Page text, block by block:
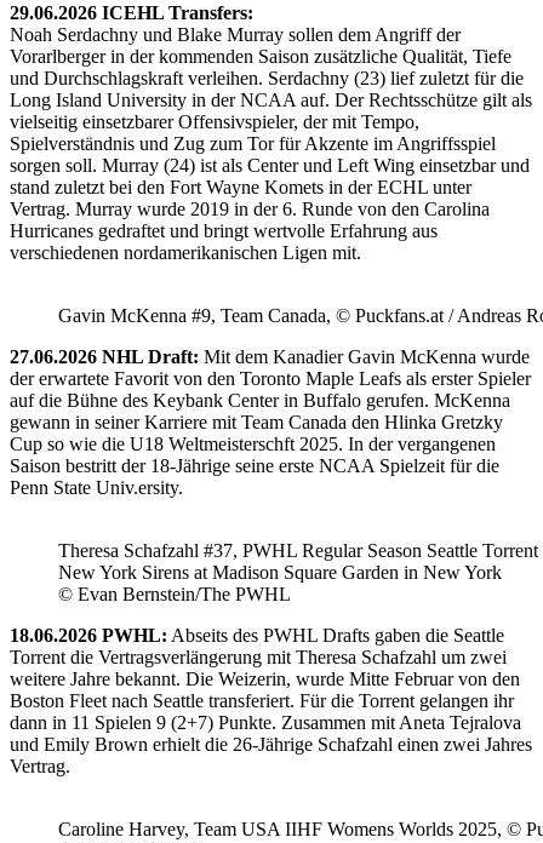
29.06.2026 ICEHL Transfers:
Noah Serdachny und Blake Murray sollen dem Angriff der
Vorarlberger in der kommenden Saison zusätzliche Qualität, Tiefe
und Durchschlagskraft verleihen. Serdachny (23) lief zuletzt für die
Long Island University in der NCAA auf. Der Rechtsschütze gilt als
vielseitig einsetzbarer Offensivspieler, der mit Tempo,
Spielverständnis und Zug zum Tor für Akzente im Angriffsspiel
sorgen soll. Murray (24) ist als Center und Left Wing einsetzbar und
stand zuletzt bei den Fort Wayne Komets in der ECHL unter
Vertrag. Murray wurde 2019 in der 6. Runde von den Carolina
Hurricanes gedraftet und bringt wertvolle Erfahrung aus
verschiedenen nordamerikanischen Ligen mit.
Gavin McKenna #9, Team Canada, © Puckfans.at / Andreas
27.06.2026 NHL Draft: Mit dem Kanadier Gavin McKenna wurde
der erwartete Favorit von den Toronto Maple Leafs als erster Spieler
auf die Bühne des Keybank Center in Buffalo gerufen. McKenna
gewann in seiner Karriere mit Team Canada den Hlinka Gretzky
Cup so wie die U18 Weltmeisterschft 2025. In der vergangenen
Saison bestritt der 18-Jährige seine erste NCAA Spielzeit für die
Penn State Univ.ersity.
Theresa Schafzahl #37, PWHL Regular Season Seattle Torrent
New York Sirens at Madison Square Garden in New York
© Evan Bernstein/The PWHL
18.06.2026 PWHL: Abseits des PWHL Drafts gaben die Seattle
Torrent die Vertragsverlängerung mit Theresa Schafzahl um zwei
weitere Jahre bekannt. Die Weizerin, wurde Mitte Februar von den
Boston Fleet nach Seattle transferiert. Für die Torrent gelangen ihr
dann in 11 Spielen 9 (2+7) Punkte. Zusammen mit Aneta Tejralova
und Emily Brown erhielt die 26-Jährige Schafzahl einen zwei Jahres
Vertrag.
Caroline Harvey, Team USA IIHF Womens Worlds 2025, ©